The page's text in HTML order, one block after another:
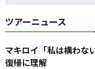
ツアーニュース
マキロイ「私は構わ
復帰に理解